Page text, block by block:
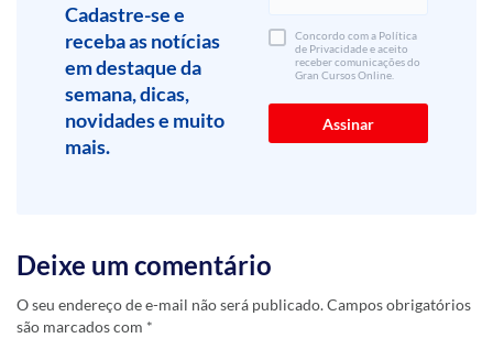
Cadastre-se e
receba as notícias
em destaque da
semana, dicas,
novidades e muito
mais.
Concordo com a Política
de Privacidade e aceito
receber comunicações do
Gran Cursos Online.
Deixe um comentário
O seu endereço de e-mail não será publicado.Campos obrigatórios
são marcados com *